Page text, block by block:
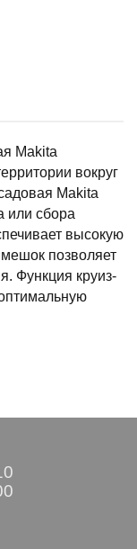
Makita
вокруг
Makita
или сбора
высокую
позволяет
Функция круиз-